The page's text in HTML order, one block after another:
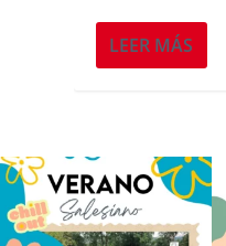
LEER MÁS
Los alumnos de 6º de Primaria, 1º
y 2º de la ESO...
145 2